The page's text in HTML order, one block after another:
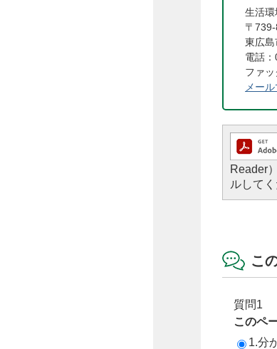
生活
〒739-
東広
電話
ファ
メー
Reader
ルしてく
こ
質問1
このペ
1.分